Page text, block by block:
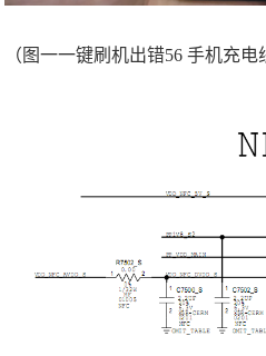
（图一一键刷机出错56 手机充电